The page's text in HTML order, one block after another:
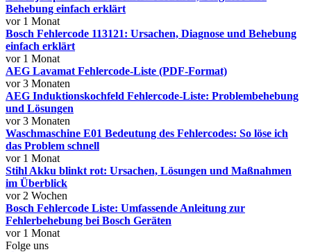
Behebung einfach erklärt
vor 1 Monat
Bosch Fehlercode 113121: Ursachen, Diagnose und Behebung
einfach erklärt
vor 1 Monat
AEG Lavamat Fehlercode-Liste (PDF-Format)
vor 3 Monaten
AEG Induktionskochfeld Fehlercode-Liste: Problembehebung
und Lösungen
vor 3 Monaten
Waschmaschine E01 Bedeutung des Fehlercodes: So löse ich
das Problem schnell
vor 1 Monat
Stihl Akku blinkt rot: Ursachen, Lösungen und Maßnahmen
im Überblick
vor 2 Wochen
Bosch Fehlercode Liste: Umfassende Anleitung zur
Fehlerbehebung bei Bosch Geräten
vor 1 Monat
Folge uns